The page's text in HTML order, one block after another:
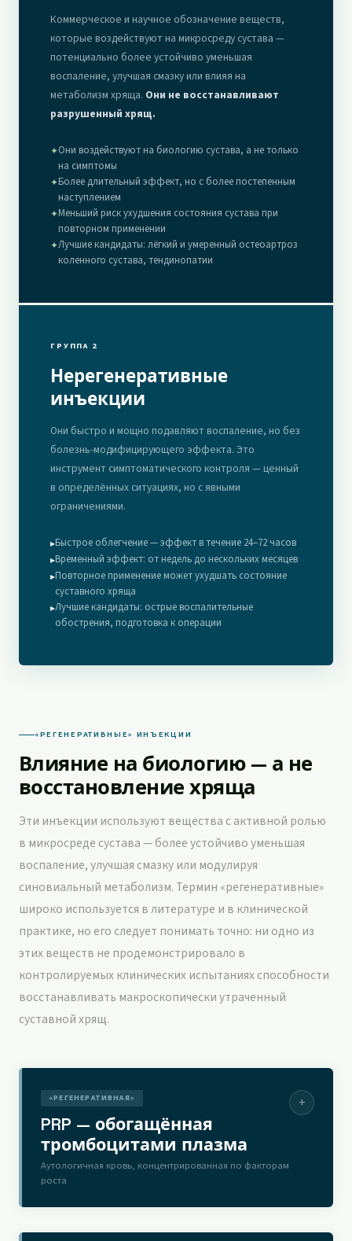
Коммерческое и научное обозначение веществ,
которые воздействуют на микросреду сустава —
потенциально более устойчиво уменьшая
воспаление, улучшая смазку или влияя на
метаболизм хряща. Они не восстанавливают
разрушенный хрящ.
✦Они воздействуют на биологию сустава, а не только
на симптомы
✦Более длительный эффект, но с более постепенным
наступлением
✦Меньший риск ухудшения состояния сустава при
повторном применении
✦Лучшие кандидаты: лёгкий и умеренный остеоартроз
коленного сустава, тендинопатии
ГРУППА 2
Нерегенеративные
инъекции
Они быстро и мощно подавляют воспаление, но без
болезнь-модифицирующего эффекта. Это
инструмент симптоматического контроля — ценный
в определённых ситуациях, но с явными
ограничениями.
▸Быстрое облегчение — эффект в течение 24–72 часов
▸Временный эффект: от недель до нескольких месяцев
▸Повторное применение может ухудшать состояние
суставного хряща
▸Лучшие кандидаты: острые воспалительные
обострения, подготовка к операции
«РЕГЕНЕРАТИВНЫЕ» ИНЪЕКЦИИ
Влияние на биологию — а не
восстановление хряща
Эти инъекции используют вещества с активной ролью
в микросреде сустава — более устойчиво уменьшая
воспаление, улучшая смазку или модулируя
синовиальный метаболизм. Термин «регенеративные»
широко используется в литературе и в клинической
практике, но его следует понимать точно: ни одно из
этих веществ не продемонстрировало в
контролируемых клинических испытаниях способности
восстанавливать макроскопически утраченный
суставной хрящ.
«РЕГЕНЕРАТИВНАЯ»
PRP — обогащённая
тромбоцитами плазма
Аутологичная кровь, концентрированная по факторам
роста
+
Небольшой образец крови пациента